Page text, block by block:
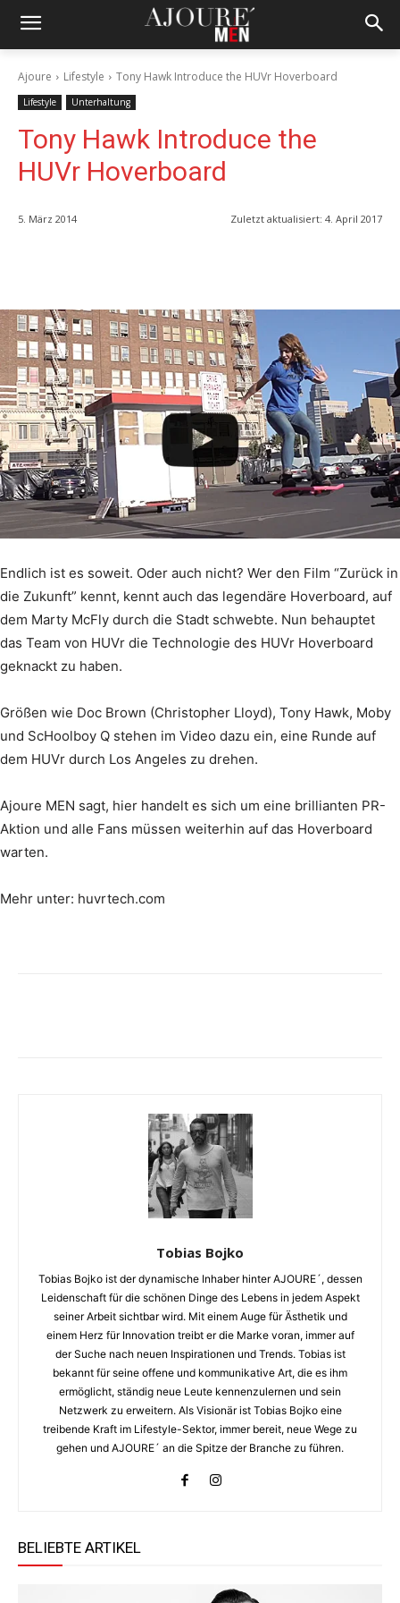
Ajoure Lifestyle Tony Hawk Introduce the HUVr Hoverboard
Lifestyle Unterhaltung
Tony Hawk Introduce the
HUVr Hoverboard
5. März 2014 Zuletzt aktualisiert: 4. April 2017
Endlich ist es soweit. Oder auch nicht? Wer den Film “Zurück in
die Zukunft” kennt, kennt auch das legendäre Hoverboard, auf
dem Marty McFly durch die Stadt schwebte. Nun behauptet
das Team von HUVr die Technologie des HUVr Hoverboard
geknackt zu haben.
Größen wie Doc Brown (Christopher Lloyd), Tony Hawk, Moby
und ScHoolboy Q stehen im Video dazu ein, eine Runde auf
dem HUVr durch Los Angeles zu drehen.
Ajoure MEN sagt, hier handelt es sich um eine brillianten PR-
Aktion und alle Fans müssen weiterhin auf das Hoverboard
warten.
Mehr unter: huvrtech.com
Tobias Bojko
Tobias Bojko ist der dynamische Inhaber hinter AJOURE´, dessen
Leidenschaft für die schönen Dinge des Lebens in jedem Aspekt
seiner Arbeit sichtbar wird. Mit einem Auge für Ästhetik und
einem Herz für Innovation treibt er die Marke voran, immer auf
der Suche nach neuen Inspirationen und Trends. Tobias ist
bekannt für seine offene und kommunikative Art, die es ihm
ermöglicht, ständig neue Leute kennenzulernen und sein
Netzwerk zu erweitern. Als Visionär ist Tobias Bojko eine
treibende Kraft im Lifestyle-Sektor, immer bereit, neue Wege zu
gehen und AJOURE´ an die Spitze der Branche zu führen.
BELIEBTE ARTIKEL